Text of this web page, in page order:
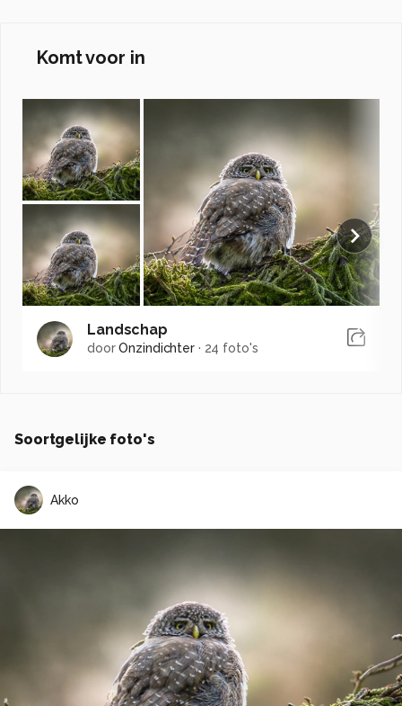
Komt voor in
Landschap
doorOnzindichter· 24 foto's
Soortgelijke foto's
Akko